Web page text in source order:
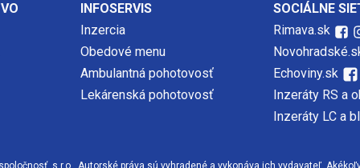
INFOSERVIS
Inzercia
Obedové menu
Ambulantná pohotovosť
Lekárenská pohotovosť
SOCIÁLNE
Rimava.sk
Echoviny.sk
Inzeráty RS a
Inzeráty LC a